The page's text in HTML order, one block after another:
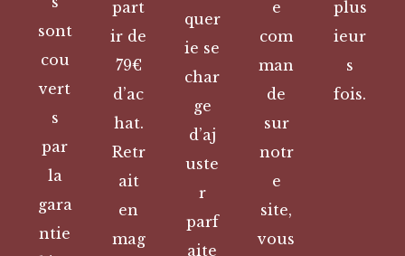
sont
cou
vert
s
par
la
gara
ntie
part
ir de
79€
d’ac
hat.
Retr
ait
en
mag
quer
ie se
char
ge
d’aj
uste
r
parf
aite
e
com
man
de
sur
notr
e
site,
vous
plus
ieur
s
fois.